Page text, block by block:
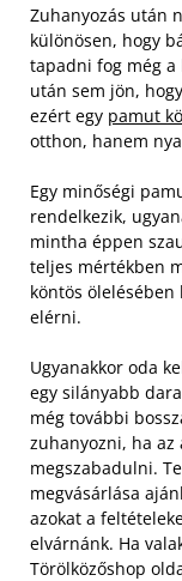
Zuhanyozás után
különösen, hogy
tapadni fog még
után sem jön,
ezért egy pamut
otthon, hanem
Egy minőségi
rendelkezik,
mintha éppen
teljes mértékben
köntös
elérni.
Ugyanakkor oda
egy silányabb
még további
zuhanyozni, ha az
megszabadulni.
megvásárlása
azokat a
elvárnánk. Ha
Törölközőshop